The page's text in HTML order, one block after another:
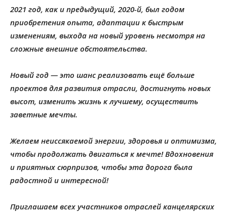
2021 год, как и предыдущий, 2020-й, был годом
приобретения опыта, адаптации к быстрым
изменениям, выхода на новый уровень несмотря на
сложные внешние обстоятельства.
Новый год — это шанс реализовать ещё больше
проектов для развития отрасли, достигнуть новых
высот, изменить жизнь к лучшему, осуществить
заветные мечты.
Желаем неиссякаемой энергии, здоровья и оптимизма,
чтобы продолжать двигаться к мечте! Вдохновения
и приятных сюрпризов, чтобы эта дорога была
радостной и интересной!
Приглашаем всех участников отраслей канцелярских